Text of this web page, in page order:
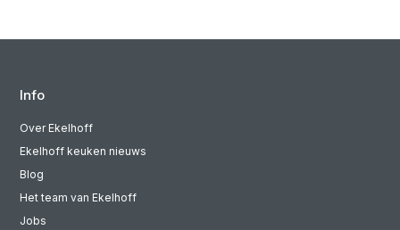
Info
Over Ekelhoff
Ekelhoff keuken nieuws
Blog
Het team van Ekelhoff
Jobs